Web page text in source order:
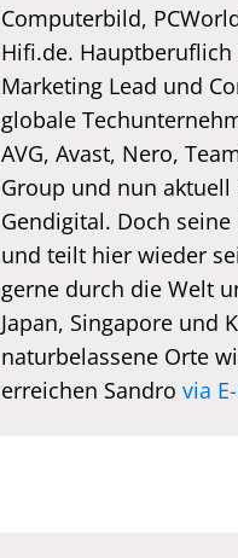
Computerbild,
Hifi.de.
Marketing Lead und
globale
AVG, Avast, Nero,
Group und nun
Gendigital. Doch
und teilt hier wieder
gerne durch die Welt
Japan, Singapore und
naturbelassene Orte
erreichen Sandro via